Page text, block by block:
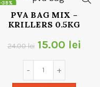
-38%
PVA BAG MIX –
KRILLERS 0.5KG
24.00lei Prețul
inițial
a
15.00 lei